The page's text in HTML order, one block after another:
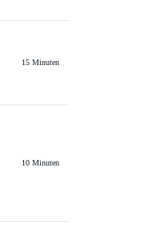
15 Minuten
10 Minuten